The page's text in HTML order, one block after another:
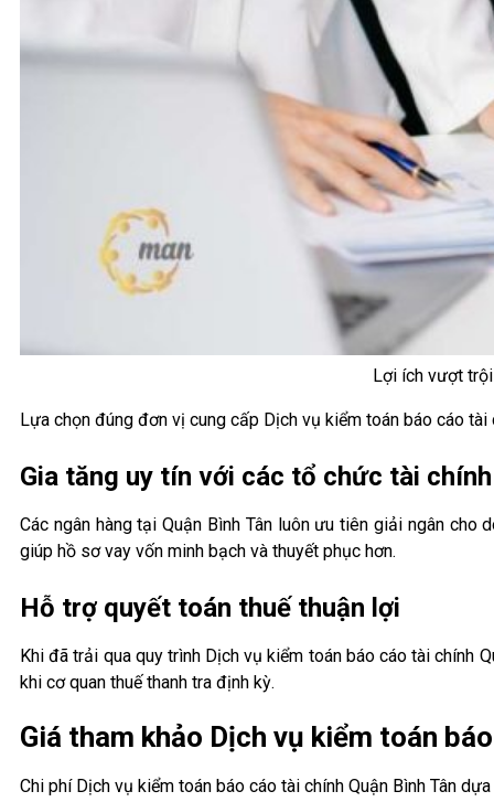
Lợi ích vượt trội
Lựa chọn đúng đơn vị cung cấp Dịch vụ kiểm toán báo cáo
Gia tăng uy tín với các tổ chức tài chính
Các ngân hàng tại Quận Bình Tân luôn ưu tiên giải ngân
giúp hồ sơ vay vốn minh bạch và thuyết phục hơn.
Hỗ trợ quyết toán thuế thuận lợi
Khi đã trải qua quy trình Dịch vụ kiểm toán báo cáo tài chính
khi cơ quan thuế thanh tra định kỳ.
Giá tham khảo Dịch vụ kiểm toán
Chi phí Dịch vụ kiểm toán báo cáo tài chính Quận Bình Tân